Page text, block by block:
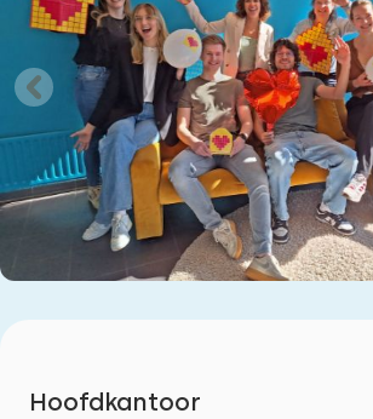
Hoofdkantoor